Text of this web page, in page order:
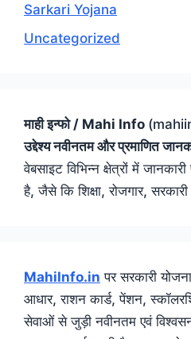
Sarkari Yojana
Uncategorized
माही इन्फो / Mahi Info
उद्देश्य नवीनतम और प्रमाणित
वेबसाइट विभिन्न क्षेत्रों में
है, जैसे कि शिक्षा, रोजगार,
MahiInfo.in पर सरकारी
आधार, राशन कार्ड, पेंशन,
सेवाओं से जुड़ी नवीनतम एवं